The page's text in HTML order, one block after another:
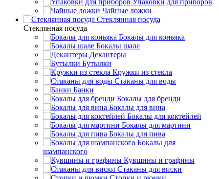
Чайные ложки
Стеклянная посуда
Стеклянная посуда
Бокалы для коньяка
Бокалы шале
Декантеры
Бутылки
Кружки из стекла
Стаканы для воды
Банки
Бокалы для бренди
Бокалы для вина
Бокалы для коктейлей
Бокалы для мартини
Бокалы для пива
Бокалы для
шампанского
Кувшины и графины
Стаканы для виски